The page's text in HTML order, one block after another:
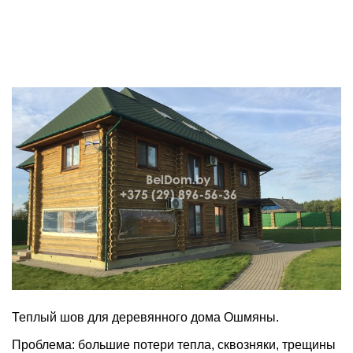
Теплый шов для деревянного дома Ошмяны.
Проблема: большие потери тепла, сквозняки, трещины